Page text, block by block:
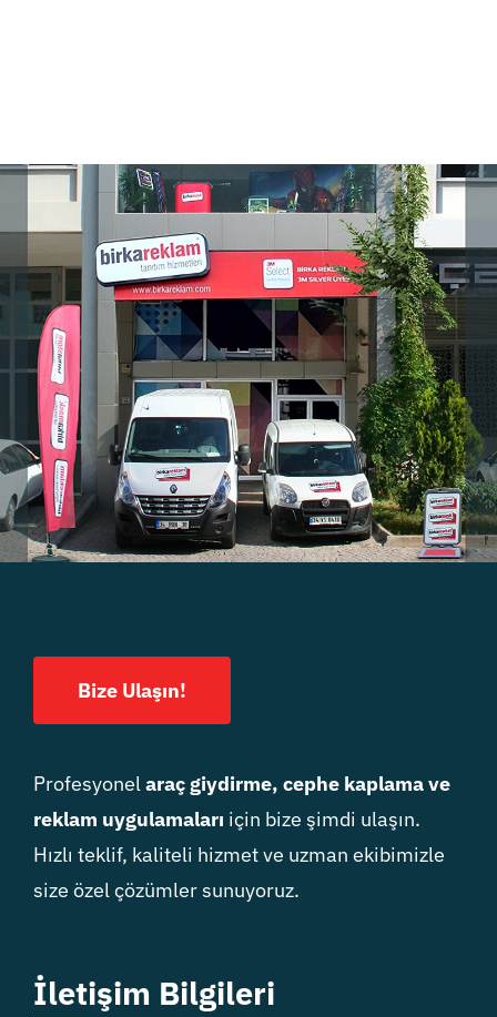
Bize Ulaşın!
Profesyonelaraç giydirme, cephe kaplama ve
reklam uygulamaları için bize şimdi ulaşın.
Hızlı teklif, kaliteli hizmet ve uzman ekibimizle
size özel çözümler sunuyoruz.
İletişim Bilgileri